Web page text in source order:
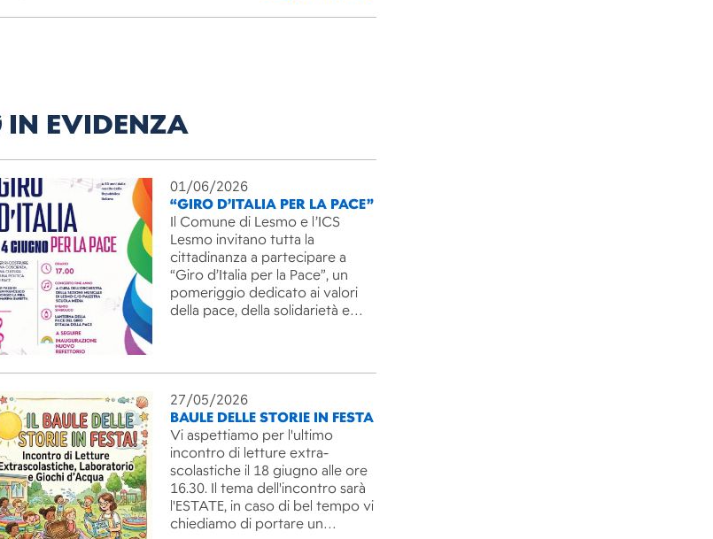
IN EVIDENZA
01/06/2026
“GIRO D’ITALIA PER LA PACE”
Il Comune di Lesmo e l’ICS
Lesmo invitano tutta la
cittadinanza a partecipare a
“Giro d’Italia per la Pace”, un
pomeriggio dedicato ai valori
della pace, della solidarietà e…
27/05/2026
BAULE DELLE STORIE IN FESTA
Vi aspettiamo per l'ultimo
incontro di letture extra-
scolastiche il 18 giugno alle ore
16.30. Il tema dell'incontro sarà
l'ESTATE, in caso di bel tempo vi
chiediamo di portare un…